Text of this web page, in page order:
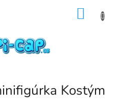
Kostým